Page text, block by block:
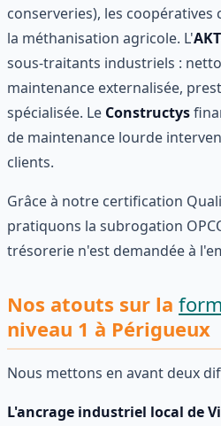
conserveries), les
la méthanisation agricole. L'
sous-traitants industriels :
maintenance externalisée,
spécialisée. Le Constructys
de maintenance lourde
clients.
Grâce à notre certification
pratiquons la subrogation
trésorerie n'est demandée à
Nos atouts sur la
niveau 1 à Périgueux
Nous mettons en avant deux
L'ancrage industriel local de